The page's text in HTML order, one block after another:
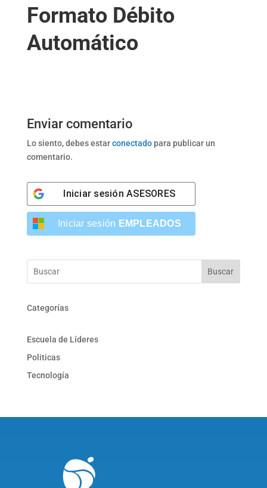
Formato Débito
Automático
Enviar comentario
Lo siento, debes estarconectadopara publicar un
comentario.
Iniciar sesiónASESORES
Iniciar sesión EMPLEADOS
Buscar
Categorías
Escuela de Líderes
Politicas
Tecnología